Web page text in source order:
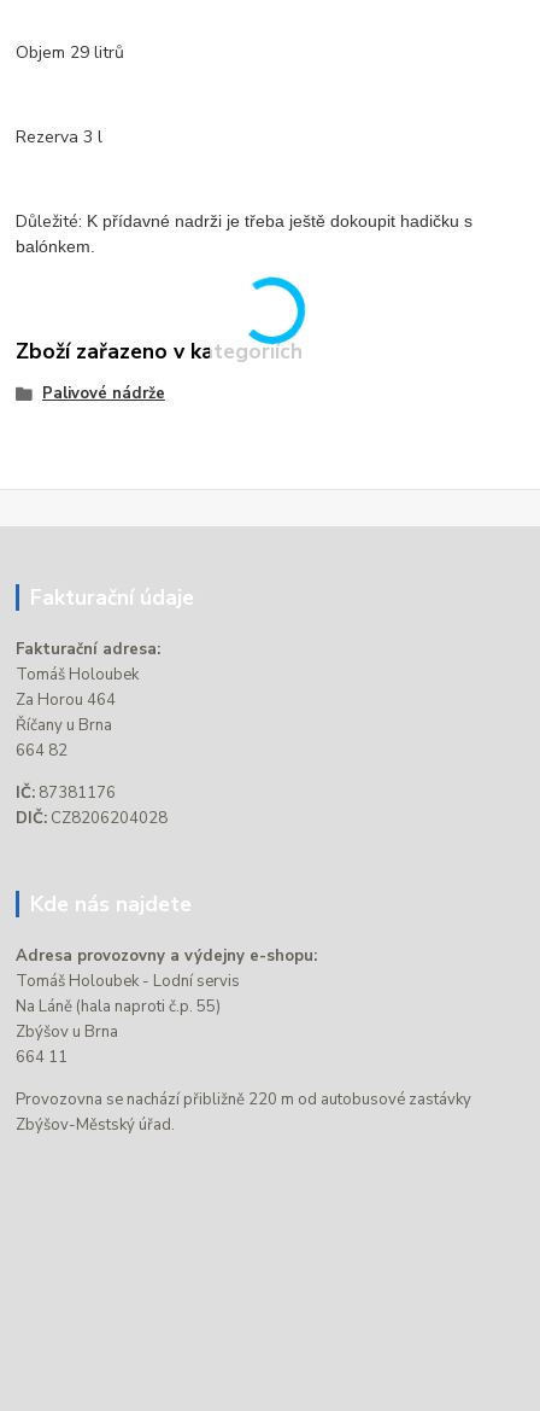
Objem 29 litrů
Rezerva 3 l
Důležité: K přídavné nadrži je třeba ještě dokoupit hadičku s
balónkem.
Zboží zařazeno v kategoriích
Palivové nádrže
Fakturační údaje
Fakturační adresa:
Tomáš Holoubek
Za Horou 464
Říčany u Brna
664 82
IČ: 87381176
DIČ: CZ8206204028
Kde nás najdete
Adresa provozovny a výdejny e-shopu:
Tomáš Holoubek - Lodní servis
Na Láně (hala naproti č.p. 55)
Zbýšov u Brna
664 11
Provozovna se nachází přibližně 220 m od autobusové zastávky
Zbýšov-Městský úřad.